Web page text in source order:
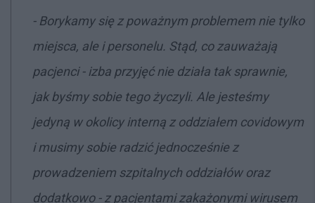
- Borykamy się z poważnym problemem nie tylko
miejsca, ale i personelu. Stąd, co zauważają
pacjenci - izba przyjęć nie działa tak sprawnie,
jak byśmy sobie tego życzyli. Ale jesteśmy
jedyną w okolicy interną z oddziałem covidowym
i musimy sobie radzić jednocześnie z
prowadzeniem szpitalnych oddziałów oraz
dodatkowo - z pacjentami zakażonymi wirusem